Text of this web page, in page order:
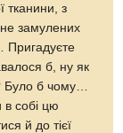
тканини, з
не замулених
Пригадуєте
б, ну як
Було б чому…
собі цю
й до тієї